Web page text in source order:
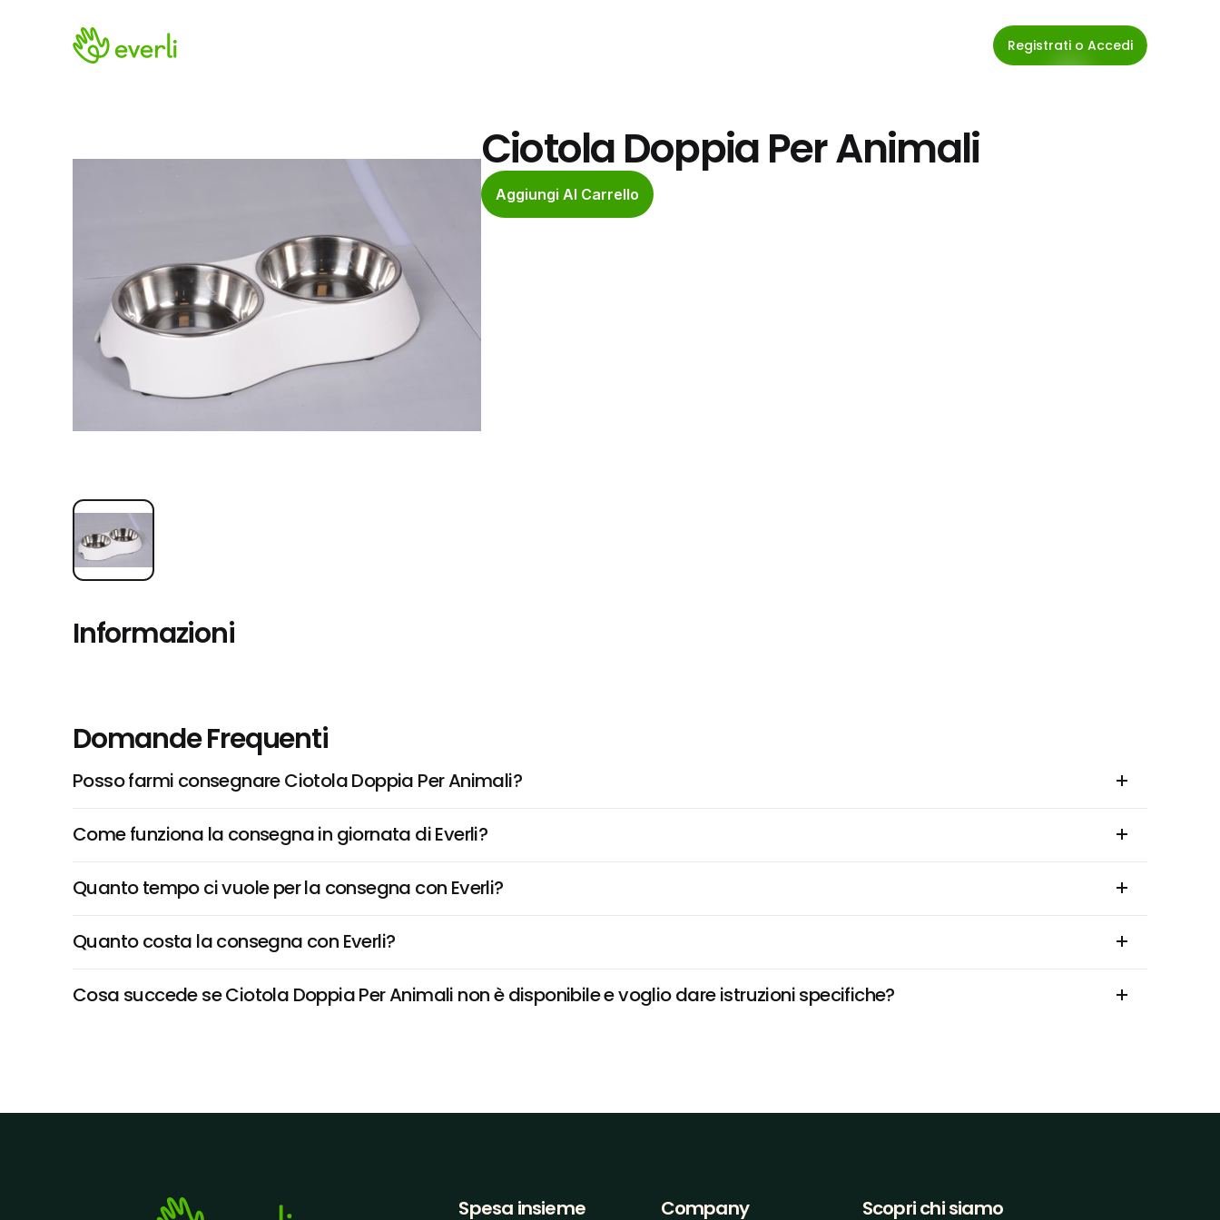
Registrati o Accedi
Ciotola Doppia Per Animali
Aggiungi Al Carrello
Informazioni
Domande Frequenti
Posso farmi consegnare Ciotola Doppia Per Animali?
Come funziona la consegna in giornata di Everli?
Quanto tempo ci vuole per la consegna con Everli?
Quanto costa la consegna con Everli?
Cosa succede se Ciotola Doppia Per Animali non è disponibile e voglio dare istruzioni specifiche?
Spesa insieme Company Scopri chi siamo